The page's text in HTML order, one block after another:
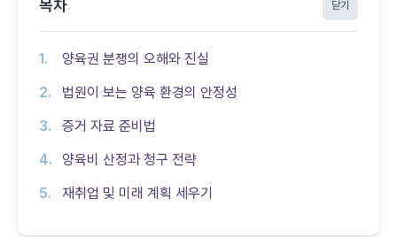
목차 닫기
양육권 분쟁의 오해와 진실
법원이 보는 양육 환경의 안정성
증거 자료 준비법
양육비 산정과 청구 전략
재취업 및 미래 계획 세우기